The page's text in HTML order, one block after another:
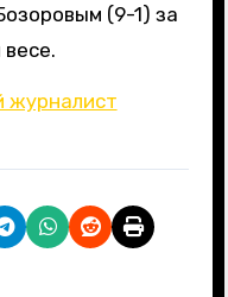
(9-1) за
журналист